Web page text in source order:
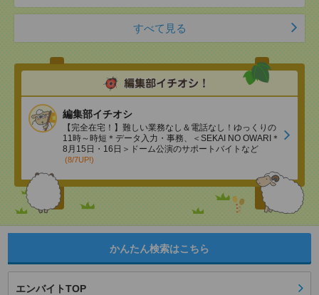
すべて見る
編集部イチオシ
【完全在宅！】難しい業務なし＆電話なし！ゆっくりの
11時～時短＊データ入力・事務、＜SEKAI NO OWARI＊
8月15日・16日＞ドーム公演のサポートバイトなど
(8/7UP!)
かんたん検索はこちら
エンバイトTOP